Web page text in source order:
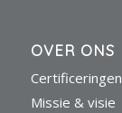
OVER ONS
Certificeringen
Missie & visie